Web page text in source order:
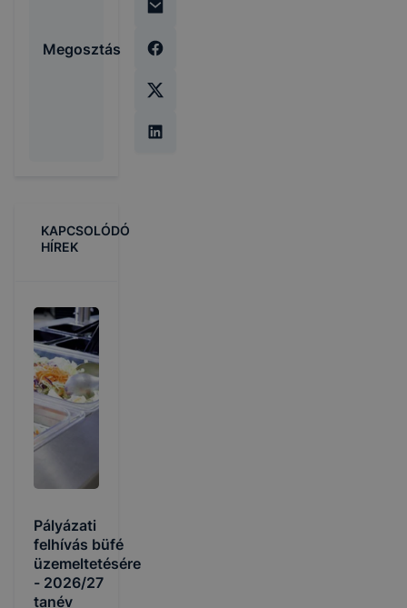
Megosztás
KAPCSOLÓDÓ
HÍREK
Pályázati
felhívás büfé
üzemeltetésére
- 2026/27
tanév